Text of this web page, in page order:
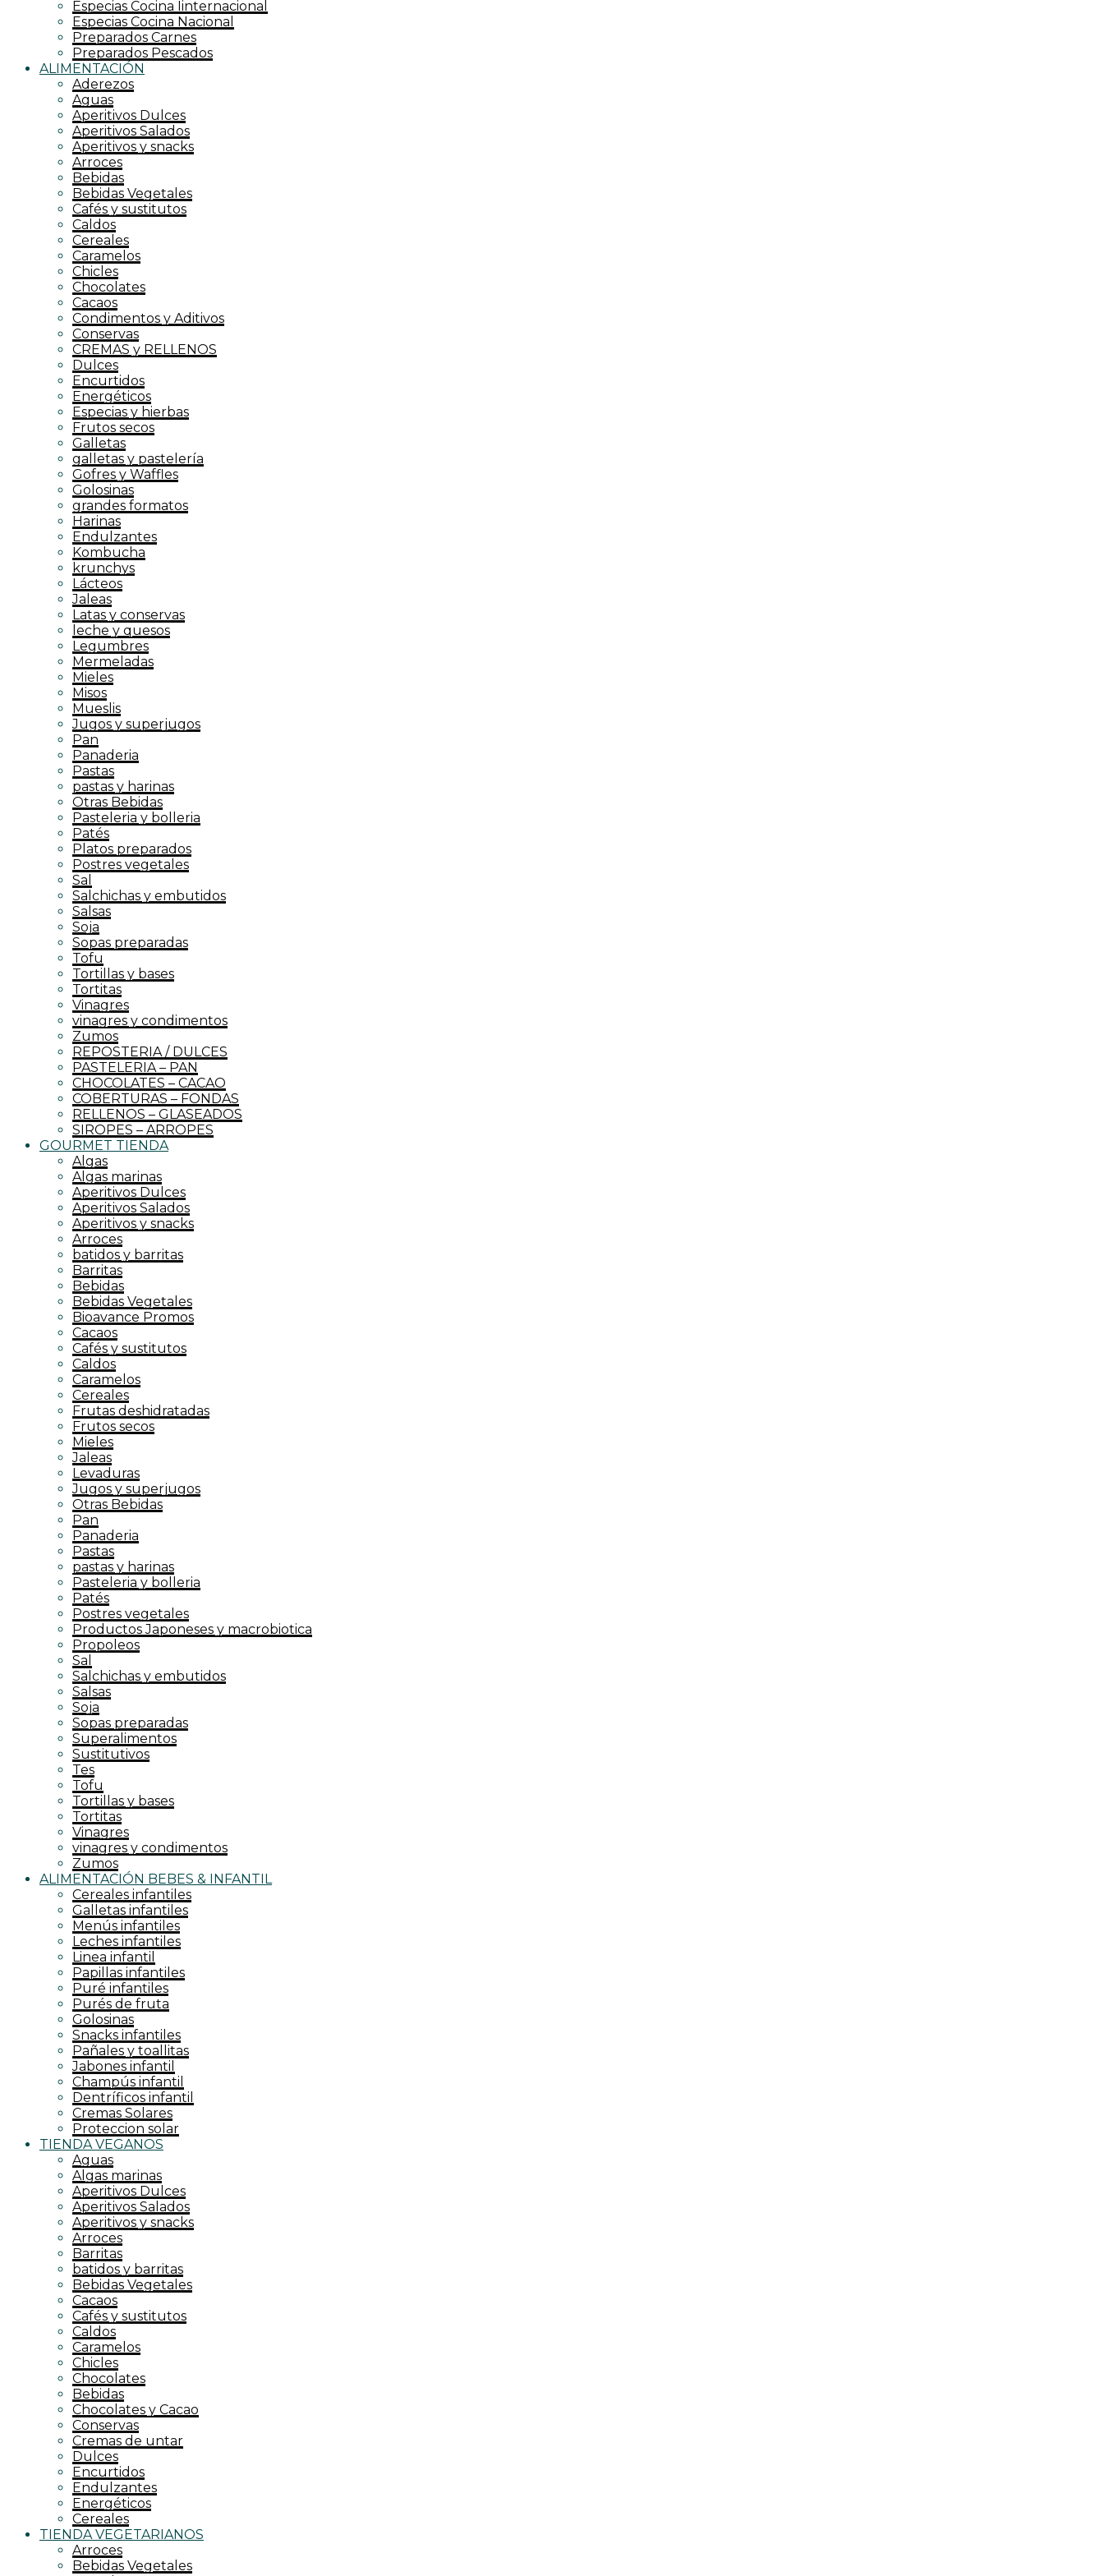
Especias Cocina Iinternacional
Especias Cocina Nacional
Preparados Carnes
Preparados Pescados
ALIMENTACIÓN
Aderezos
Aguas
Aperitivos Dulces
Aperitivos Salados
Aperitivos y snacks
Arroces
Bebidas
Bebidas Vegetales
Cafés y sustitutos
Caldos
Cereales
Caramelos
Chicles
Chocolates
Cacaos
Condimentos y Aditivos
Conservas
CREMAS y RELLENOS
Dulces
Encurtidos
Energéticos
Especias y hierbas
Frutos secos
Galletas
galletas y pastelería
Gofres y Waffles
Golosinas
grandes formatos
Harinas
Endulzantes
Kombucha
krunchys
Lácteos
Jaleas
Latas y conservas
leche y quesos
Legumbres
Mermeladas
Mieles
Misos
Mueslis
Jugos y superjugos
Pan
Panaderia
Pastas
pastas y harinas
Otras Bebidas
Pasteleria y bolleria
Patés
Platos preparados
Postres vegetales
Sal
Salchichas y embutidos
Salsas
Soja
Sopas preparadas
Tofu
Tortillas y bases
Tortitas
Vinagres
vinagres y condimentos
Zumos
REPOSTERIA / DULCES
PASTELERIA – PAN
CHOCOLATES – CACAO
COBERTURAS – FONDAS
RELLENOS – GLASEADOS
SIROPES – ARROPES
GOURMET TIENDA
Algas
Algas marinas
Aperitivos Dulces
Aperitivos Salados
Aperitivos y snacks
Arroces
batidos y barritas
Barritas
Bebidas
Bebidas Vegetales
Bioavance Promos
Cacaos
Cafés y sustitutos
Caldos
Caramelos
Cereales
Frutas deshidratadas
Frutos secos
Mieles
Jaleas
Levaduras
Jugos y superjugos
Otras Bebidas
Pan
Panaderia
Pastas
pastas y harinas
Pasteleria y bolleria
Patés
Postres vegetales
Productos Japoneses y macrobiotica
Propoleos
Sal
Salchichas y embutidos
Salsas
Soja
Sopas preparadas
Superalimentos
Sustitutivos
Tes
Tofu
Tortillas y bases
Tortitas
Vinagres
vinagres y condimentos
Zumos
ALIMENTACIÓN BEBES & INFANTIL
Cereales infantiles
Galletas infantiles
Menús infantiles
Leches infantiles
Linea infantil
Papillas infantiles
Puré infantiles
Purés de fruta
Golosinas
Snacks infantiles
Pañales y toallitas
Jabones infantil
Champús infantil
Dentríficos infantil
Cremas Solares
Proteccion solar
TIENDA VEGANOS
Aguas
Algas marinas
Aperitivos Dulces
Aperitivos Salados
Aperitivos y snacks
Arroces
Barritas
batidos y barritas
Bebidas Vegetales
Cacaos
Cafés y sustitutos
Caldos
Caramelos
Chicles
Chocolates
Bebidas
Chocolates y Cacao
Conservas
Cremas de untar
Dulces
Encurtidos
Endulzantes
Energéticos
Cereales
TIENDA VEGETARIANOS
Arroces
Bebidas Vegetales